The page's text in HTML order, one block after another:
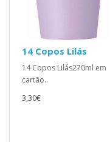
14 Copos Lilás
14 Copos Lilás270ml em
cartão..
3,30€